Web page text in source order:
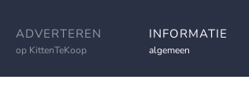
ADVERTEREN
op KittenTeKoop
INFORMATIE
algemeen